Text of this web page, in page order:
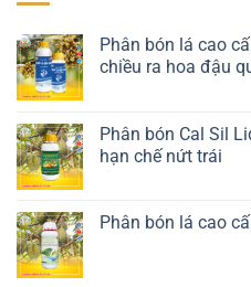
Phân bón lá cao
chiều ra hoa đậu
Phân bón Cal Sil
hạn chế nứt trái
Liên hệ ngay
Phân bón lá cao